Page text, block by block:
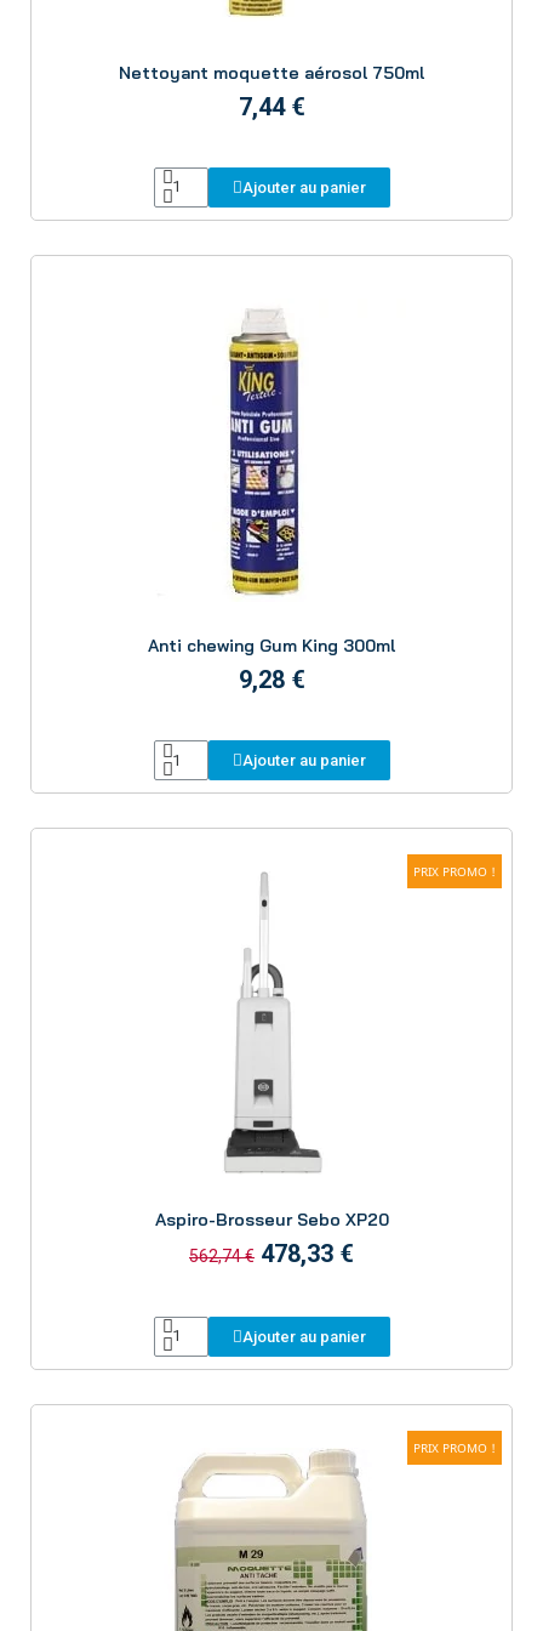
Nettoyant moquette aérosol 750ml
7,44 €
Ajouter au panier
Anti chewing Gum King 300ml
9,28 €
Ajouter au panier
PRIX PROMO !
Aspiro-Brosseur Sebo XP20
562,74 € 478,33 €
Ajouter au panier
PRIX PROMO !